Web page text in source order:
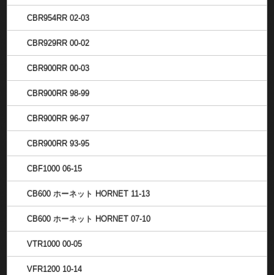
CBR954RR 02-03
CBR929RR 00-02
CBR900RR 00-03
CBR900RR 98-99
CBR900RR 96-97
CBR900RR 93-95
CBF1000 06-15
CB600 ホーネット HORNET 11-13
CB600 ホーネット HORNET 07-10
VTR1000 00-05
VFR1200 10-14